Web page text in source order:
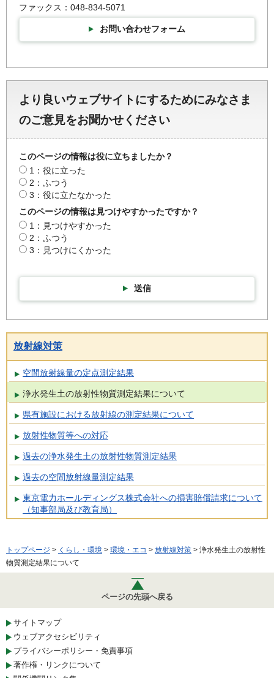
ファックス：048-834-5071
お問い合わせフォーム
より良いウェブサイトにするためにみなさま
のご意見をお聞かせください
このページの情報は役に立ちましたか？
1：役に立った
2：ふつう
3：役に立たなかった
このページの情報は見つけやすかったですか？
1：見つけやすかった
2：ふつう
3：見つけにくかった
送信
放射線対策
空間放射線量の定点測定結果
浄水発生土の放射性物質測定結果について
県有施設における放射線の測定結果について
放射性物質等への対応
過去の浄水発生土の放射性物質測定結果
過去の空間放射線量測定結果
東京電力ホールディングス株式会社への損害賠償請求について
（知事部局及び教育局）
トップページ > くらし・環境 > 環境・エコ > 放射線対策 > 浄水発生土の放射性
物質測定結果について
ページの先頭へ戻る
サイトマップ
ウェブアクセシビリティ
プライバシーポリシー・免責事項
著作権・リンクについて